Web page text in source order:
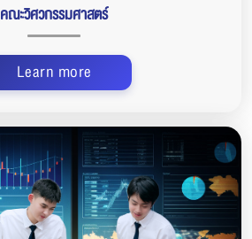
คณะวิศวกรรมศาสตร์
Learn more